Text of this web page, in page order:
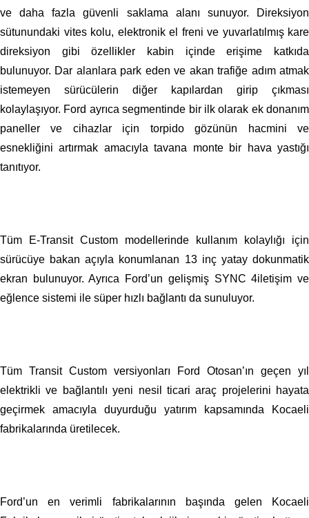
ve daha fazla güvenli saklama alanı sunuyor. Direksiyon
sütunundaki vites kolu, elektronik el freni ve yuvarlatılmış kare
direksiyon gibi özellikler kabin içinde erişime katkıda
bulunuyor. Dar alanlara park eden ve akan trafiğe adım atmak
istemeyen sürücülerin diğer kapılardan girip çıkması
kolaylaşıyor. Ford ayrıca segmentinde bir ilk olarak ek donanım
paneller ve cihazlar için torpido gözünün hacmini ve
esnekliğini artırmak amacıyla tavana monte bir hava yastığı
tanıtıyor.
Tüm E-Transit Custom modellerinde kullanım kolaylığı için
sürücüye bakan açıyla konumlanan 13 inç yatay dokunmatik
ekran bulunuyor. Ayrıca Ford’un gelişmiş SYNC 4iletişim ve
eğlence sistemi ile süper hızlı bağlantı da sunuluyor.
Tüm Transit Custom versiyonları Ford Otosan’ın geçen yıl
elektrikli ve bağlantılı yeni nesil ticari araç projelerini hayata
geçirmek amacıyla duyurduğu yatırım kapsamında Kocaeli
fabrikalarında üretilecek.
Ford’un en verimli fabrikalarının başında gelen Kocaeli